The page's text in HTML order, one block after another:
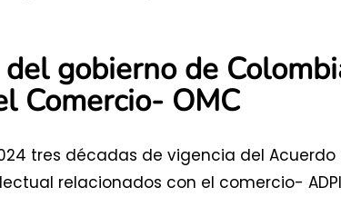
gobierno de
Comercio- OMC
tres décadas de vigencia del Acuerdo
relacionados con el comercio-